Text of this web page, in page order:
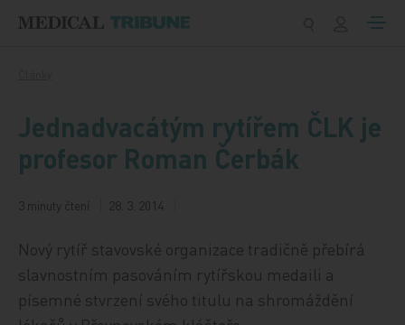
Jednadvacátým rytířem ČLK je
profesor Roman Čerbák
3 minuty čtení 28. 3. 2014
Nový rytíř stavovské organizace tradičně přebírá
slavnostním pasováním rytířskou medaili a
písemné stvrzení svého titulu na shromáždění